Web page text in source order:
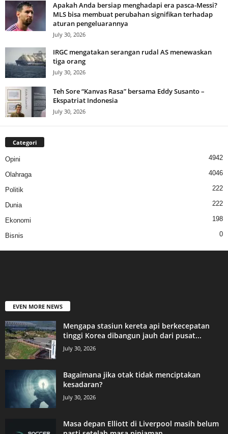
Apakah Anda bersiap menghadapi era pasca-Messi?
MLS bisa membuat perubahan signifikan terhadap
aturan pengeluarannya
July 30, 2026
IRGC mengatakan serangan rudal AS menewaskan
tiga orang
July 30, 2026
Teh Sore “Kanvas Rasa” bersama Eddy Susanto –
Ekspatriat Indonesia
July 30, 2026
Categori
Opini 4942
Olahraga 4046
Politik 222
Dunia 222
Ekonomi 198
Bisnis 0
EVEN MORE NEWS
Mengapa stasiun kereta api berkecepatan
tinggi Korea dibangun jauh dari pusat...
July 30, 2026
Bagaimana jika otak tidak menciptakan
kesadaran?
July 30, 2026
Masa depan Elliott di Liverpool masih belum